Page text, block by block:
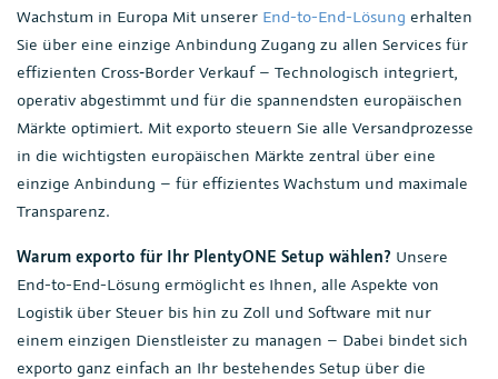
Wachstum in Europa Mit unserer End-to-End-Lösung erhalten
Sie über eine einzige Anbindung Zugang zu allen Services für
effizienten Cross‑Border Verkauf – Technologisch integriert,
operativ abgestimmt und für die spannendsten europäischen
Märkte optimiert. Mit exporto steuern Sie alle Versandprozesse
in die wichtigsten europäischen Märkte zentral über eine
einzige Anbindung – für effizientes Wachstum und maximale
Transparenz.
Warum exporto für Ihr PlentyONE Setup wählen? Unsere
End-to-End-Lösung ermöglicht es Ihnen, alle Aspekte von
Logistik über Steuer bis hin zu Zoll und Software mit nur
einem einzigen Dienstleister zu managen – Dabei bindet sich
exporto ganz einfach an Ihr bestehendes Setup über die